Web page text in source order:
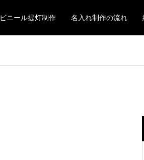
ビニール提灯制作 名入れ制作の流れ